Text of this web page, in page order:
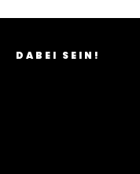
DABEI SEIN!